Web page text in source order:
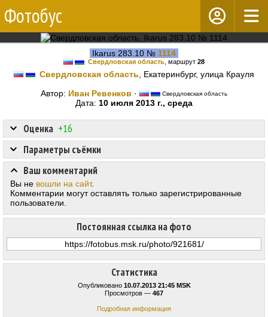
Фотобус
Ikarus 283.10 № 1114
Свердловская область , маршрут 28
Свердловская область , Екатеринбург, улица Крауля
Автор: Иван Ревенков · Свердловская область
Дата: 10 июля 2013 г., среда
Статистика
Опубликовано 10.07.2013 21:45 MSK
Просмотров — 467
Подробная информация
Оценка +16
Постоянная ссылка на фото
Параметры съёмки
Ваш комментарий
Вы не вошли на сайт.
Комментарии могут оставлять только зарегистрированные
пользователи.